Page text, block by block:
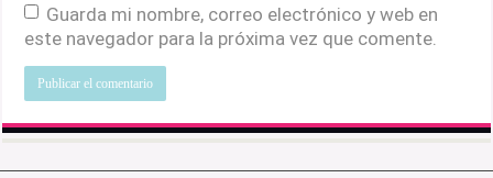
Guarda mi nombre, correo electrónico y web en
este navegador para la próxima vez que comente.